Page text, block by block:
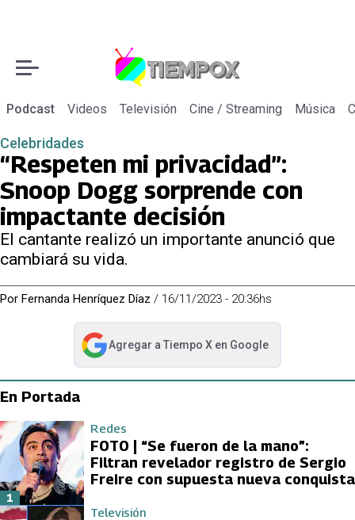
Podcast Videos Televisión Cine / Streaming Música
Celebridades
“Respeten mi privacidad”:
Snoop Dogg sorprende con
impactante decisión
El cantante realizó un importante anunció que
cambiará su vida.
Por Fernanda Henríquez Díaz / 16/11/2023 - 20:36hs
Agregar a Tiempo Xen Google
abre en nueva pestaña
En Portada
Redes
FOTO | “Se fueron de la mano”:
Filtran revelador registro de Sergio
Freire con supuesta nueva conquista
1
Televisión